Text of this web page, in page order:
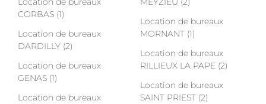
CORBAS (1)
Location de bureaux
DARDILLY (2)
Location de bureaux
GENAS (1)
Location de bureaux
Location de bureaux
MORNANT (1)
Location de bureaux
RILLIEUX LA PAPE (2)
Location de bureaux
SAINT PRIEST (2)